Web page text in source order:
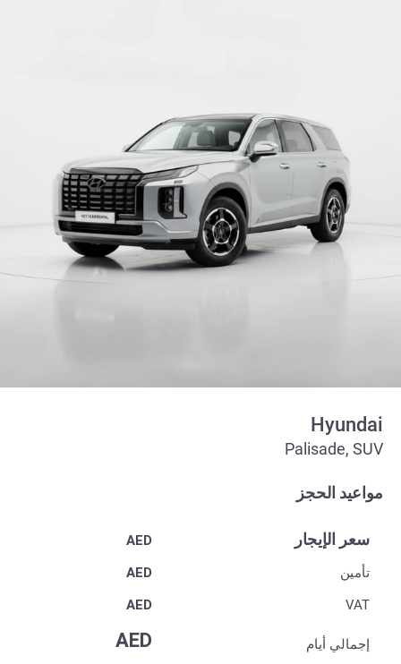
Hyundai
Palisade, SUV
مواعيد الحجز
سعر الإيجار
AED
تأمين
AED
VAT
AED
إجمالي أيام AED